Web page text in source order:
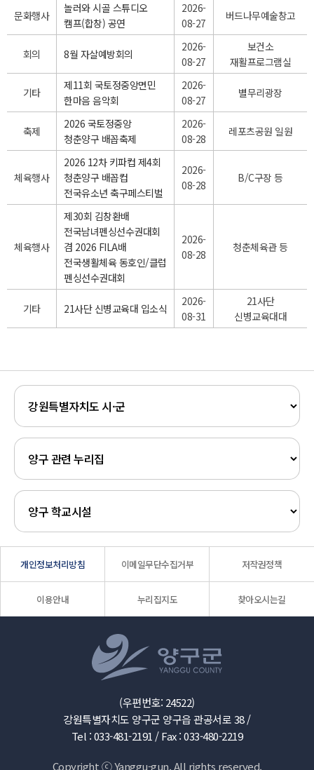
문화행사
놀러와 시골 스튜디오
캠프(합창) 공연
2026-
08-27
버드나무예술창고
회의 8월 자살예방회의
2026-
08-27
보건소
재활프로그램실
기타
제11회 국토정중앙면민
한마음 음악회
2026-
08-27
별무리광장
축제
2026 국토정중앙
청춘양구 배꼽축제
2026-
08-28
레포츠공원 일원
체육행사
2026 12차 키파컵 제4회
청춘양구 배꼽컵
전국유소년 축구페스티벌
2026-
08-28
B/C구장 등
체육행사
제30회 김창환배
전국남녀펜싱선수권대회
겸 2026 FILA배
전국생활체육 동호인/클럽
펜싱선수권대회
2026-
08-28
청춘체육관 등
기타 21사단 신병교육대 입소식
2026-
08-31
21사단
신병교육대대
개인정보처리방침 이메일무단수집거부 저작권정책
이용안내 누리집지도 찾아오시는길
(우편번호: 24522)
강원특별자치도 양구군 양구읍 관공서로 38 /
Tel : 033-481-2191 /Fax : 033-480-2219
Copyright ⓒ Yanggu-gun. All rights reserved.